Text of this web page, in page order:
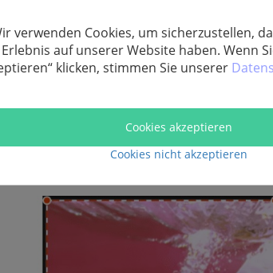
Klicken Sie auf den
Bildschirms zur Aufnahme mit einem
angezeigt, mit Hilfe derer Sie Ihrem
markieren können.
verwenden Cookies, um sicherzustellen,
Erlebnis auf unserer Website haben. Wenn
klicken, stimmen Sie unserer
Cookies akzeptieren
Cookies nicht akzeptieren